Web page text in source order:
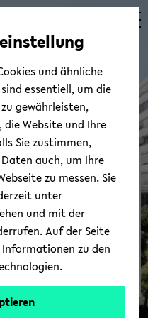
International ­ Office
© Uni­ver­si­tät Bie­le­feld
und ähnliche
essentiell, um die
gewährleisten,
Website und Ihre
Sie zustimmen,
auch, um Ihre
zu messen. Sie
unter
und mit der
Auf der Seite
zu den